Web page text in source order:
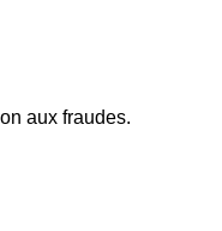
aux fraudes.